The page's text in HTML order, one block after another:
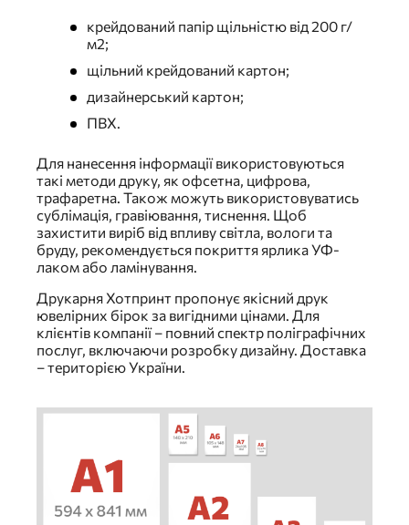
крейдований папір щільністю від 200 г/
м2;
щільний крейдований картон;
дизайнерський картон;
ПВХ.
Для нанесення інформації використовуються
такі методи друку, як офсетна, цифрова,
трафаретна. Також можуть використовуватись
сублімація, гравіювання, тиснення. Щоб
захистити виріб від впливу світла, вологи та
бруду, рекомендується покриття ярлика УФ-
лаком або ламінування.
Друкарня Хотпринт пропонує якісний друк
ювелірних бірок за вигідними цінами. Для
клієнтів компанії – повний спектр поліграфічних
послуг, включаючи розробку дизайну. Доставка
– територією України.